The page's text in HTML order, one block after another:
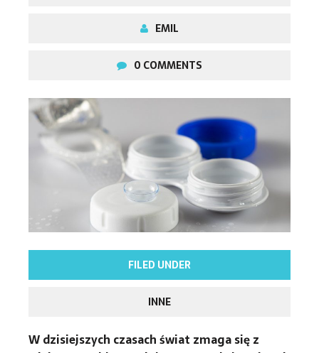
EMIL
0 COMMENTS
FILED UNDER
INNE
W dzisiejszych czasach świat zmaga się z